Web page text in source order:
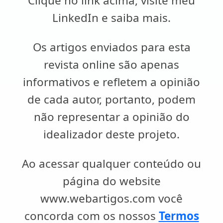
LinkedIn e saiba mais.
Os artigos enviados para esta
revista online são apenas
informativos e refletem a opinião
de cada autor, portanto, podem
não representar a opinião do
idealizador deste projeto.
Ao acessar qualquer conteúdo ou
página do website
www.webartigos.com você
concorda com os nossos Termos